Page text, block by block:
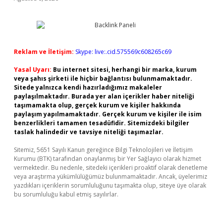
Reklam ve İletişim: Skype: live:.cid.575569c608265c69
Yasal Uyarı: Bu internet sitesi, herhangi bir marka, kurum
veya şahıs şirketi ile hiçbir bağlantısı bulunmamaktadır.
Sitede yalnızca kendi hazırladığımız makaleler
paylaşılmaktadır. Burada yer alan içerikler haber niteliği
taşımamakta olup, gerçek kurum ve kişiler hakkında
paylaşım yapılmamaktadır. Gerçek kurum ve kişiler ile isim
benzerlikleri tamamen tesadüfidir. Sitemizdeki bilgiler
taslak halindedir ve tavsiye niteliği taşımazlar.
Sitemiz, 5651 Sayılı Kanun gereğince Bilgi Teknolojileri ve İletişim
Kurumu (BTK) tarafından onaylanmış bir Yer Sağlayıcı olarak hizmet
vermektedir. Bu nedenle, sitedeki içerikleri proaktif olarak denetleme
veya araştırma yükümlülüğümüz bulunmamaktadır. Ancak, üyelerimiz
yazdıkları içeriklerin sorumluluğunu taşımakta olup, siteye üye olarak
bu sorumluluğu kabul etmiş sayılırlar.